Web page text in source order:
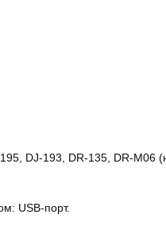
DJ-193, DR-135, DR-M06
USB-порт.